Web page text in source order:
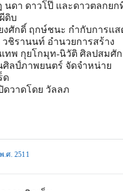
นดา ดาวโป๊ และดาวตลกยก
ดิบ
งศักดิ์ ฤกษ์ชนะ กำกับการแส
วชิรานนท์ อำนวยการสร้าง
ทพ กุยโกมุท-นิวัติ ศิลปสมศั
ศิลป์ภาพยนตร์ จัดจำหน่าย
ด
ดวาดโดย วัลลภ
พ.ศ. 2511